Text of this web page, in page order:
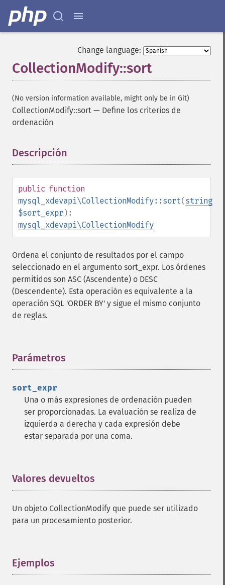
Change language:
CollectionModify::sort
(No version information available, might only be in Git)
CollectionModify::sort — Define los criterios de
ordenación
Descripción
public function
mysql_xdevapi\CollectionModify::sort(string
$sort_expr):
mysql_xdevapi\CollectionModify
Ordena el conjunto de resultados por el campo
seleccionado en el argumento sort_expr. Los órdenes
permitidos son ASC (Ascendente) o DESC
(Descendente). Esta operación es equivalente a la
operación SQL 'ORDER BY' y sigue el mismo conjunto
de reglas.
Parámetros
sort_expr
Una o más expresiones de ordenación pueden
ser proporcionadas. La evaluación se realiza de
izquierda a derecha y cada expresión debe
estar separada por una coma.
Valores devueltos
Un objeto CollectionModify que puede ser utilizado
para un procesamiento posterior.
Ejemplos